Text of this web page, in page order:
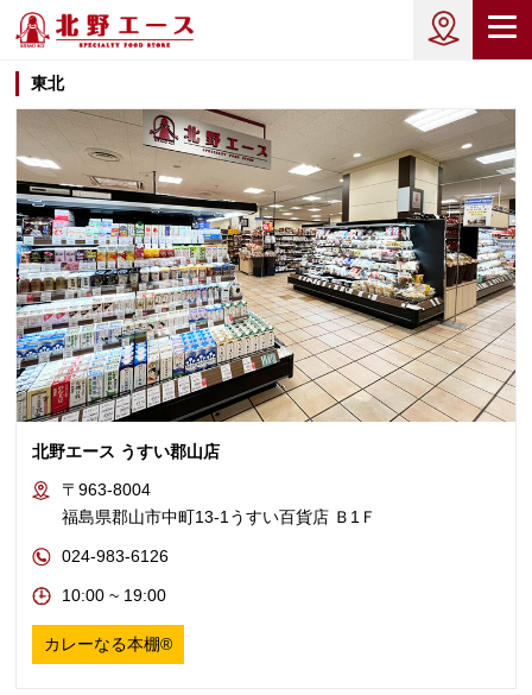
東北
北野エース うすい郡山店
〒963-8004
福島県郡山市中町13-1うすい百貨店 Ｂ1Ｆ
024-983-6126
10:00 ~ 19:00
カレーなる本棚®